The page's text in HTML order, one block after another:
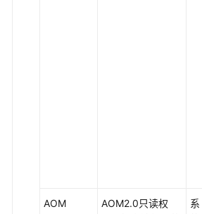
参
AOM
AOM2.0只读权
系